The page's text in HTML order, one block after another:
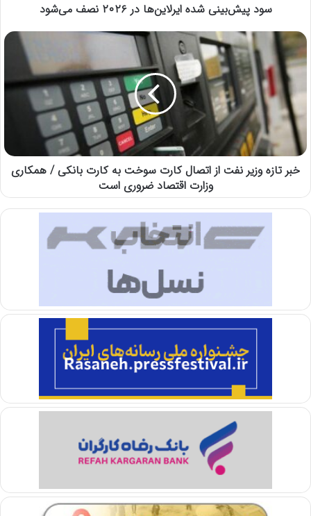
سود پیش‌بینی شده ایرلاین‌ها در ۲۰۲۶ نصف می‌شود
خبر تازه وزیر نفت از اتصال کارت سوخت به کارت بانکی / همکاری
وزارت اقتصاد ضروری است